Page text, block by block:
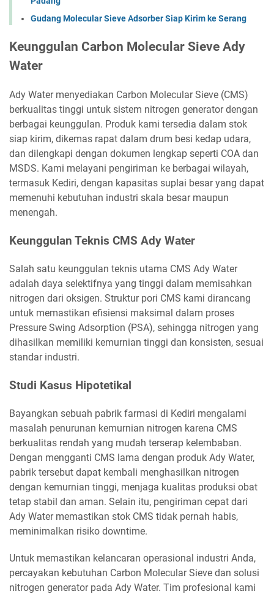
Gudang Molecular Sieve Adsorber Siap Kirim ke Serang
Keunggulan Carbon Molecular Sieve Ady
Water
Ady Water menyediakan Carbon Molecular Sieve (CMS)
berkualitas tinggi untuk sistem nitrogen generator dengan
berbagai keunggulan. Produk kami tersedia dalam stok
siap kirim, dikemas rapat dalam drum besi kedap udara,
dan dilengkapi dengan dokumen lengkap seperti COA dan
MSDS. Kami melayani pengiriman ke berbagai wilayah,
termasuk Kediri, dengan kapasitas suplai besar yang dapat
memenuhi kebutuhan industri skala besar maupun
menengah.
Keunggulan Teknis CMS Ady Water
Salah satu keunggulan teknis utama CMS Ady Water
adalah daya selektifnya yang tinggi dalam memisahkan
nitrogen dari oksigen. Struktur pori CMS kami dirancang
untuk memastikan efisiensi maksimal dalam proses
Pressure Swing Adsorption (PSA), sehingga nitrogen yang
dihasilkan memiliki kemurnian tinggi dan konsisten, sesuai
standar industri.
Studi Kasus Hipotetikal
Bayangkan sebuah pabrik farmasi di Kediri mengalami
masalah penurunan kemurnian nitrogen karena CMS
berkualitas rendah yang mudah terserap kelembaban.
Dengan mengganti CMS lama dengan produk Ady Water,
pabrik tersebut dapat kembali menghasilkan nitrogen
dengan kemurnian tinggi, menjaga kualitas produksi obat
tetap stabil dan aman. Selain itu, pengiriman cepat dari
Ady Water memastikan stok CMS tidak pernah habis,
meminimalkan risiko downtime.
Untuk memastikan kelancaran operasional industri Anda,
percayakan kebutuhan Carbon Molecular Sieve dan solusi
nitrogen generator pada Ady Water. Tim profesional kami